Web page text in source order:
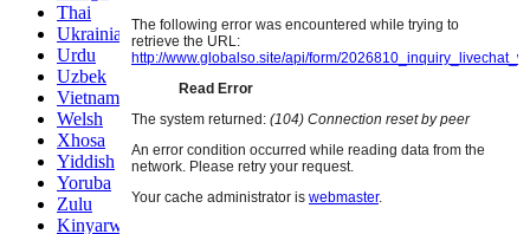
Thai
Ukrainian
Urdu
Uzbek
Vietnamese
Welsh
Xhosa
Yiddish
Yoruba
Zulu
Kinyarwanda